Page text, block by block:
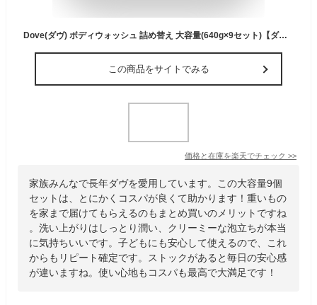
Dove(ダヴ) ボディウォッシュ 詰め替え 大容量(640g×9セット)【ダヴ(Dove) ボディウォッシュ】[まとめ買い 保湿 潤い クリーミー泡 子どもにも使える]
この商品をサイトでみる
価格と在庫を楽天でチェック >>
家族みんなで長年ダヴを愛用しています。この大容量9個
セットは、とにかくコスパが良くて助かります！重いもの
を家まで届けてもらえるのもまとめ買いのメリットですね
。洗い上がりはしっとり潤い、クリーミーな泡立ちが本当
に気持ちいいです。子どもにも安心して使えるので、これ
からもリピート確定です。ストックがあると毎日の安心感
が違いますね。使い心地もコスパも最高で大満足です！